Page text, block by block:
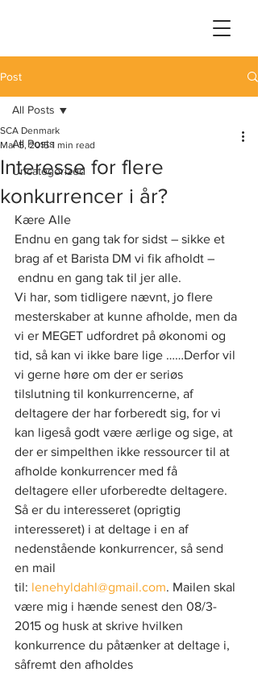
Post
All Posts
Uncategorized
All Posts
Interesse for flere
konkurrencer i år?
SCA Denmark
Mar 5, 2015 1 min read
Kære Alle
Endnu en gang tak for sidst – sikke et
brag af et Barista DM vi fik afholdt –
endnu en gang tak til jer alle.
Vi har, som tidligere nævnt, jo flere
mesterskaber at kunne afholde, men da
vi er MEGET udfordret på økonomi og
tid, så kan vi ikke bare lige ……Derfor vil
vi gerne høre om der er seriøs
tilslutning til konkurrencerne, af
deltagere der har forberedt sig, for vi
kan ligeså godt være ærlige og sige, at
der er simpelthen ikke ressourcer til at
afholde konkurrencer med få
deltagere eller uforberedte deltagere.
Så er du interesseret (oprigtig
interesseret) i at deltage i en af
nedenstående konkurrencer, så send
en mail
til: lenehyldahl@gmail.com. Mailen skal
være mig i hænde senest den 08/3-
2015 og husk at skrive hvilken
konkurrence du påtænker at deltage i,
såfremt den afholdes